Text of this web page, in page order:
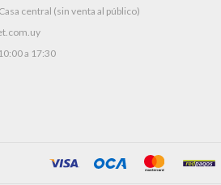
central (sin venta al público)
a 17:30